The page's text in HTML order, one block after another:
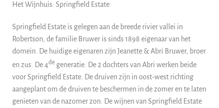
Het Wijnhuis: Springfield Estate
Springfield Estate is gelegen aan de breede rivier vallei in
Robertson, de familie Bruwer is sinds 1898 eigenaar van het
domein. De huidige eigenaren zijn Jeanette & Abri Bruwer, broer
en zus. De 4de generatie. De 2 dochters van Abri werken beide
voor Springfield Estate. De druiven zijn in oost-west richting
aangeplant om de druiven te beschermen in de zomer en te laten
genieten van de nazomer zon. De wijnen van Springfield Estate